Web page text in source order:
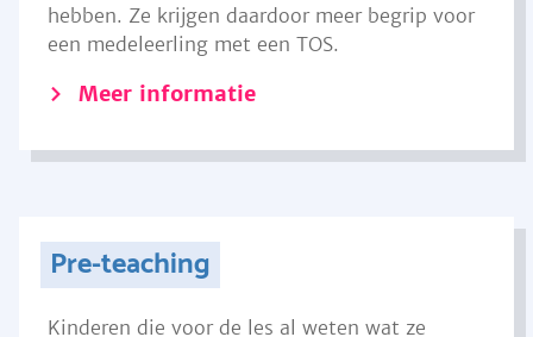
hebben. Ze krijgen daardoor meer begrip voor
een medeleerling met een TOS.
Meer informatie
Pre-teaching
Kinderen die voor de les al weten wat ze